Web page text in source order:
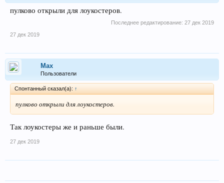
пулково открыли для лоукостеров.
Последнее редактирование: 27 дек 2019
27 дек 2019
Max
Пользователи
Спонтанный сказал(а): ↑
пулково открыли для лоукостеров.
Так лоукостеры же и раньше были.
27 дек 2019